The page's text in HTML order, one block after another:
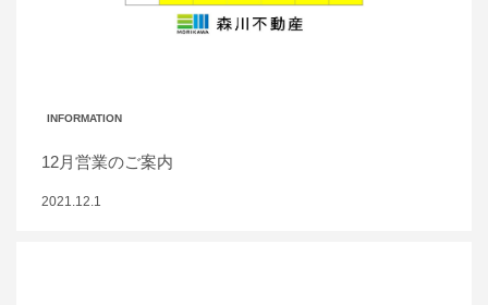
INFORMATION
12月営業のご案内
2021.12.1